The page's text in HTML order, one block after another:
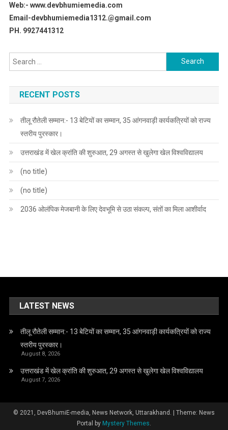
Web:- www.devbhumiemedia.com
Email-devbhumiemedia1312.@gmail.com
PH. 9927441312
Search
for:
RECENT POSTS
तीलू रौतेली सम्मान:- 13 बेटियों का सम्मान, 35 आंगनवाड़ी कार्यकत्रियों को राज्य
स्तरीय पुरस्कार।
उत्तराखंड में खेल क्रांति की शुरुआत, 29 अगस्त से खुलेगा खेल विश्वविद्यालय
(no title)
(no title)
2036 ओलंपिक मेजबानी के लिए देवभूमि से उठा संकल्प, संतों का मिला आशीर्वाद
LATEST NEWS
तीलू रौतेली सम्मान:- 13 बेटियों का सम्मान, 35 आंगनवाड़ी कार्यकत्रियों को राज्य
स्तरीय पुरस्कार।
August 8, 2026
उत्तराखंड में खेल क्रांति की शुरुआत, 29 अगस्त से खुलेगा खेल विश्वविद्यालय
August 7, 2026
© 2021, DevBhumiE-media, News Network, Uttarakhand. | Theme: News
Portal by Mystery Themes